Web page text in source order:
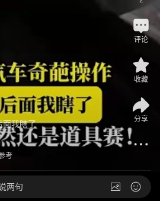
面我瞎了
考
评论
收藏
分享
两句